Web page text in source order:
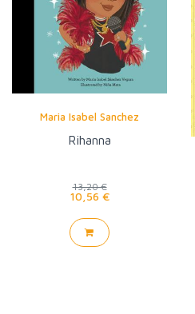
Maria Isabel Sanchez
Rihanna
13,20 €
10,56 €